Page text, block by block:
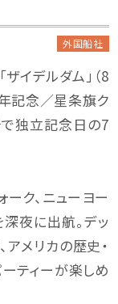
外国船社
ザイデルダム」（8
記念／星条旗ク
で独立記念日の7
ーク、ニューヨー
深夜に出航。デッ
メリカの歴史・
ティーが楽しめ